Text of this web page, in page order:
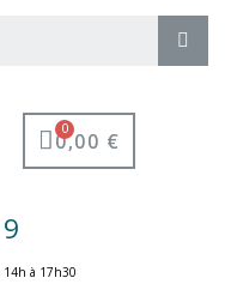
0,00 €
à 17h30